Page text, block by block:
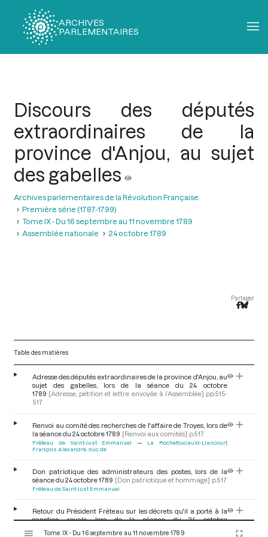
ARCHIVES
PARLEMENTAIRES
Discours des députés
extraordinaires de la
province d'Anjou, au sujet
des gabelles
Archives parlementaires de la Révolution Française
Première série (1787-1799)
Tome IX - Du 16 septembre au 11 novembre 1789
Assemblée nationale
24 octobre 1789
Partager
Table des matières
Adresse des députés extraordinaires de la province d'Anjou, au
sujet des gabelles, lors de la séance du 24 octobre
1789 [Adresse, pétition et lettre envoyée à l’Assemblée] pp.515-
517
Renvoi au comité des recherches de l'affaire de Troyes, lors de
la séance du 24 octobre 1789 [Renvoi aux comités] p.517
Fréteau de Saint-Just Emmanuel
La Rochefoucauld-Liancourt
François Alexandre, duc de
Don patriotique des administrateurs des postes, lors de la
séance du 24 octobre 1789 [Don patriotique et hommage] p.517
Fréteau de Saint-Just Emmanuel
Retour du Président Fréteau sur les décrets qu'il a porté à la
sanction royale, lors de la séance du 24 octobre
Tome IX - Du 16 septembre au 11 novembre 1789